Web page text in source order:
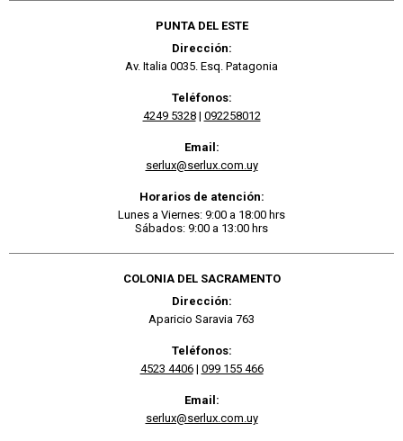
PUNTA DEL ESTE
Dirección:
Av. Italia 0035. Esq. Patagonia
Teléfonos:
4249 5328| 092258012
Email:
serlux@serlux.com.uy
Horarios de atención:
Lunes a Viernes: 9:00 a 18:00 hrs
Sábados: 9:00 a 13:00 hrs
COLONIA DEL SACRAMENTO
Dirección:
Aparicio Saravia 763
Teléfonos:
4523 4406| 099 155 466
Email:
serlux@serlux.com.uy